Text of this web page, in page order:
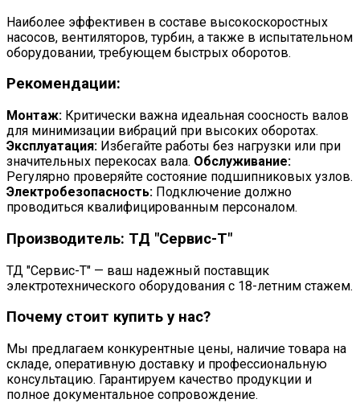
Наиболее эффективен в составе высокоскоростных
насосов, вентиляторов, турбин, а также в испытательном
оборудовании, требующем быстрых оборотов.
Рекомендации:
Монтаж: Критически важна идеальная соосность валов
для минимизации вибраций при высоких оборотах.
Эксплуатация: Избегайте работы без нагрузки или при
значительных перекосах вала. Обслуживание:
Регулярно проверяйте состояние подшипниковых узлов.
Электробезопасность: Подключение должно
проводиться квалифицированным персоналом.
Производитель: ТД "Сервис-Т"
ТД "Сервис-Т" — ваш надежный поставщик
электротехнического оборудования с 18-летним стажем.
Почему стоит купить у нас?
Мы предлагаем конкурентные цены, наличие товара на
складе, оперативную доставку и профессиональную
консультацию. Гарантируем качество продукции и
полное документальное сопровождение.